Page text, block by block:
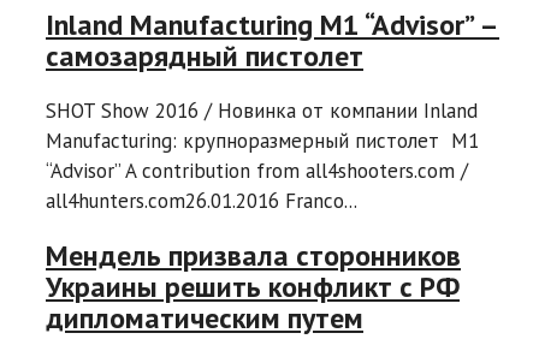
Inland Manufacturing M1 “Advisor” –
самозарядный пистолет
SHOT Show 2016 / Новинка от компании Inland
Manufacturing: крупноразмерный пистолет M1
“Advisor” A contribution from all4shooters.com /
all4hunters.com26.01.2016 Franco...
Мендель призвала сторонников
Украины решить конфликт с РФ
дипломатическим путем